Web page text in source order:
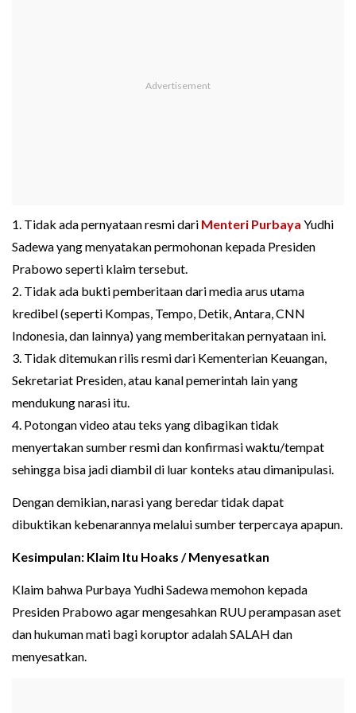
1. Tidak ada pernyataan resmi dari Menteri Purbaya Yudhi
Sadewa yang menyatakan permohonan kepada Presiden
Prabowo seperti klaim tersebut.
2. Tidak ada bukti pemberitaan dari media arus utama
kredibel (seperti Kompas, Tempo, Detik, Antara, CNN
Indonesia, dan lainnya) yang memberitakan pernyataan ini.
3. Tidak ditemukan rilis resmi dari Kementerian Keuangan,
Sekretariat Presiden, atau kanal pemerintah lain yang
mendukung narasi itu.
4. Potongan video atau teks yang dibagikan tidak
menyertakan sumber resmi dan konfirmasi waktu/tempat
sehingga bisa jadi diambil di luar konteks atau dimanipulasi.
Dengan demikian, narasi yang beredar tidak dapat
dibuktikan kebenarannya melalui sumber terpercaya apapun.
Kesimpulan: Klaim Itu Hoaks / Menyesatkan
Klaim bahwa Purbaya Yudhi Sadewa memohon kepada
Presiden Prabowo agar mengesahkan RUU perampasan aset
dan hukuman mati bagi koruptor adalah SALAH dan
menyesatkan.